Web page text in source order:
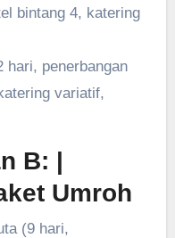
bintang 4, katering
hari, penerbangan
variatif,
B: |
Umroh
(9 hari,